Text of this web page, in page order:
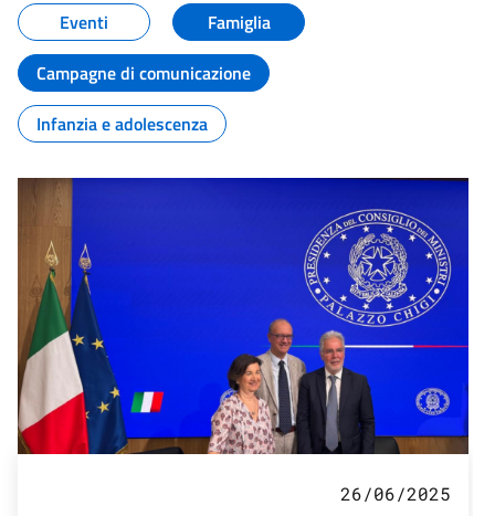
Eventi
Famiglia
Campagne di comunicazione
Infanzia e adolescenza
26/06/2025